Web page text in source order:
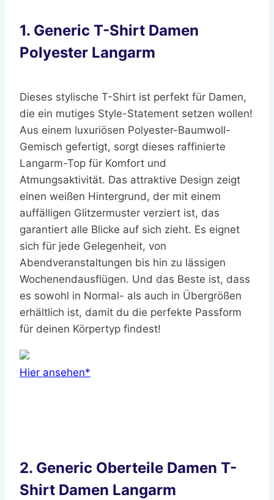
1. Generic T-Shirt Damen
Polyester Langarm
Dieses stylische T-Shirt ist perfekt für Damen,
die ein mutiges Style-Statement setzen wollen!
Aus einem luxuriösen Polyester-Baumwoll-
Gemisch gefertigt, sorgt dieses raffinierte
Langarm-Top für Komfort und
Atmungsaktivität. Das attraktive Design zeigt
einen weißen Hintergrund, der mit einem
auffälligen Glitzermuster verziert ist, das
garantiert alle Blicke auf sich zieht. Es eignet
sich für jede Gelegenheit, von
Abendveranstaltungen bis hin zu lässigen
Wochenendausflügen. Und das Beste ist, dass
es sowohl in Normal- als auch in Übergrößen
erhältlich ist, damit du die perfekte Passform
für deinen Körpertyp findest!
Hier ansehen*
2. Generic Oberteile Damen T-
Shirt Damen Langarm